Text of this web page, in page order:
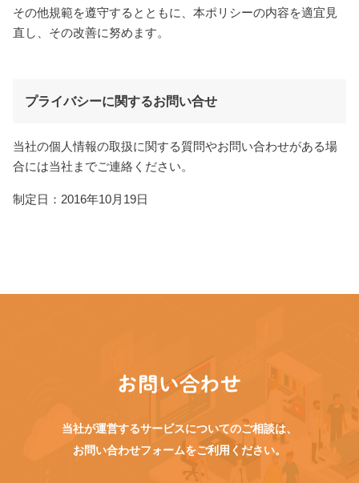
その他規範を遵守するとともに、本ポリシーの内容を適宜見
直し、その改善に努めます。
プライバシーに関するお問い合せ
当社の個人情報の取扱に関する質問やお問い合わせがある場
合には当社までご連絡ください。
制定日：2016年10月19日
お問い合わせ
当社が運営するサービスについてのご相談は、
お問い合わせフォームをご利用ください。